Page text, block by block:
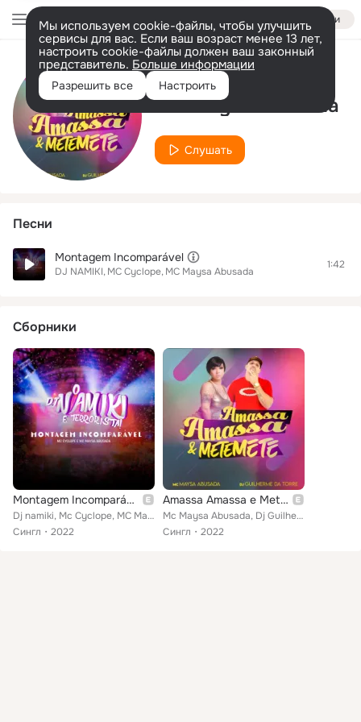
Войти
Мы используем cookie-файлы, чтобы улучшить
сервисы для вас. Если ваш возраст менее 13 лет,
настроить cookie-файлы должен ваш законный
представитель. Больше информации
Разрешить все Настроить
Исполнитель
MC Maysa Abusada
Слушать
Песни
Montagem Incomparável
DJ NAMIKI MC Cyclope MC Maysa Abusada
1:42
Сборники
Montagem Incomparável
Dj namiki, Mc Cyclope, MC Maysa Abusada
Сингл
2022
Amassa Amassa e Mete Mete
Mc Maysa Abusada, Dj Guilherme da Torre
Сингл
2022